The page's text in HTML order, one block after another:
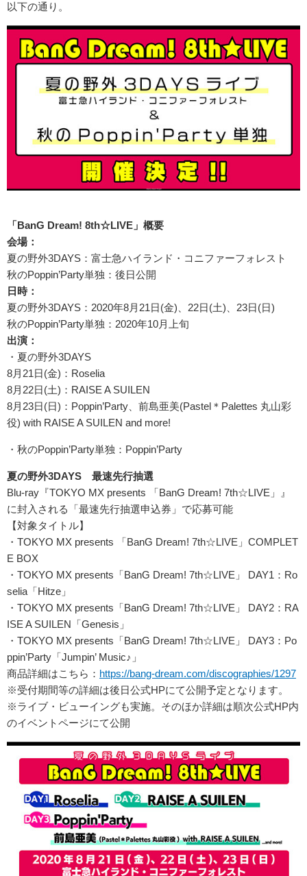
以下の通り。
「BanG Dream! 8th☆LIVE」概要
会場：
夏の野外3DAYS：富士急ハイランド・コニファーフォレスト
秋のPoppin’Party単独：後日公開
日時：
夏の野外3DAYS：2020年8月21日(金)、22日(土)、23日(日)
秋のPoppin’Party単独：2020年10月上旬
出演：
・夏の野外3DAYS
8月21日(金)：Roselia
8月22日(土)：RAISE A SUILEN
8月23日(日)：Poppin’Party、前島亜美(Pastel＊Palettes 丸山彩
役) with RAISE A SUILEN and more!
・秋のPoppin’Party単独：Poppin’Party
夏の野外3DAYS 最速先行抽選
Blu-ray『TOKYO MX presents 「BanG Dream! 7th☆LIVE」』
に封入される「最速先行抽選申込券」で応募可能
【対象タイトル】
・TOKYO MX presents 「BanG Dream! 7th☆LIVE」COMPLET
E BOX
・TOKYO MX presents「BanG Dream! 7th☆LIVE」 DAY1：Ro
selia「Hitze」
・TOKYO MX presents「BanG Dream! 7th☆LIVE」 DAY2：RA
ISE A SUILEN「Genesis」
・TOKYO MX presents「BanG Dream! 7th☆LIVE」 DAY3：Po
ppin’Party「Jumpin’ Music♪」
商品詳細はこちら： https://bang-dream.com/discographies/1297
※受付期間等の詳細は後日公式HPにて公開予定となります。
※ライブ・ビューイングも実施。そのほか詳細は順次公式HP内
のイベントページにて公開